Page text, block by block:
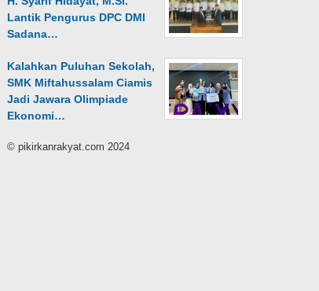
Lantik Pengurus DPC DMI
Sadana…
Kalahkan Puluhan Sekolah,
SMK Miftahussalam Ciamis
Jadi Jawara Olimpiade
Ekonomi…
© pikirkanrakyat.com 2024